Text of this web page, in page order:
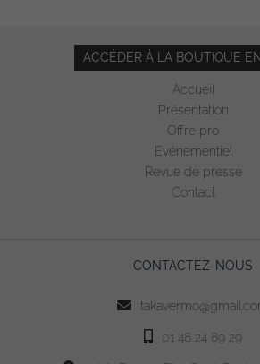
ACCÉDER À LA BOUTIQUE
Accueil
Présentation
Offre pro
Evénementiel
Revue de presse
Contact
CONTACTEZ-NOUS
01 48 24 89 29